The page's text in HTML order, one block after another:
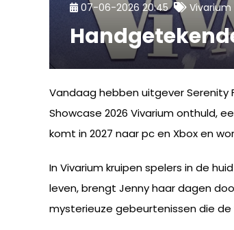
07-06-2026 20:45 Vivarium
Vandaag hebben uitgever Serenity
Showcase 2026 Vivarium onthuld,
komt in 2027 naar pc en Xbox en
In Vivarium kruipen spelers in de
leven, brengt Jenny haar dagen
mysterieuze gebeurtenissen die de